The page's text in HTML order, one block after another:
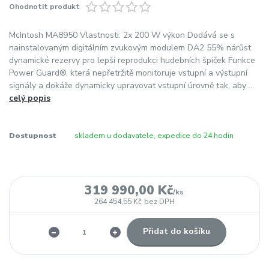
Ohodnotit produkt
McIntosh MA8950 Vlastnosti: 2x 200 W výkon Dodává se s
nainstalovaným digitálním zvukovým modulem DA2 55% nárůst
dynamické rezervy pro lepší reprodukci hudebních špiček Funkce
Power Guard®, která nepřetržitě monitoruje vstupní a výstupní
signály a dokáže dynamicky upravovat vstupní úrovně tak, aby ...
celý popis
Dostupnost skladem u dodavatele, expedice do 24 hodin
319 990,00 Kč/ks
264 454,55 Kč bez DPH
Přidat do košíku